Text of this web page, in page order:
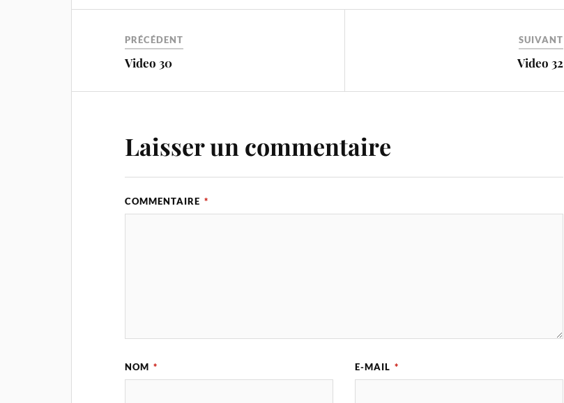
PRÉCÉDENT
Video 30
SUIVANT
Video 32
Laisser un commentaire
COMMENTAIRE *
NOM * E-MAIL *